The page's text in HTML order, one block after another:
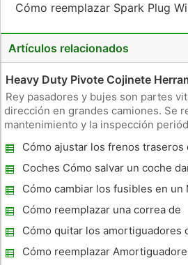
Cómo reemplazar Spark Plug
Artículos relacionados
Heavy Duty Pivote Cojinete
Rey pasadores y bujes son partes
dirección en grandes camiones. Se
mantenimiento y la inspección
modelos del buje del perno rey
especiales. Herramient
Cómo ajustar los frenos traseros
GMC Safari
Coches Cómo salvar un coche
una inundación
Cómo cambiar los fusibles en un
2001
Cómo reemplazar una correa de
distribución en un Nissan
Cómo quitar los amortiguadores
y traseros sobre un Jimmy 2001
Cómo reemplazar